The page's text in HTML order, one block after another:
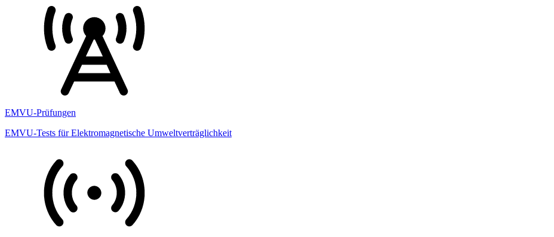
EMVU-Prüfungen
EMVU-Tests für Elektromagnetische Umweltverträglichkeit